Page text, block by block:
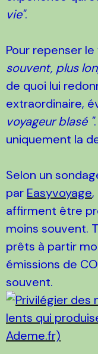
vie".
Pour repenser
souvent, plus
de quoi lui
extraordinaire,
voyageur blasé "
uniquement la
Selon un
par Easyvoyage,
affirment être
moins souvent.
prêts à partir
émissions de
souvent.